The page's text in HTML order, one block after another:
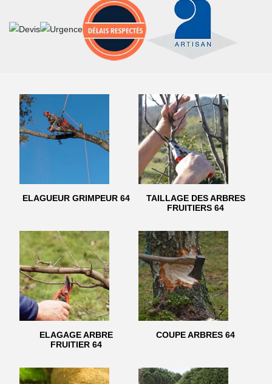
ELAGUEUR GRIMPEUR 64
TAILLAGE DES ARBRES
FRUITIERS 64
ELAGAGE ARBRE
FRUITIER 64
COUPE ARBRES 64